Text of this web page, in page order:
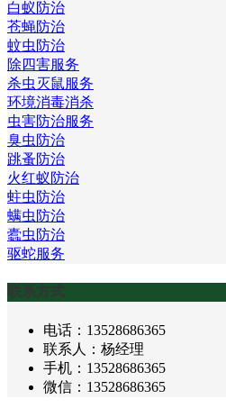
白蚁防治
苍蝇防治
蚊虫防治
除四害服务
杀虫灭鼠服务
环境消毒消杀
虫害防治服务
臭虫防治
跳蚤防治
火红蚁防治
蛀虫防治
螨虫防治
蠹虫防治
驱蛇服务
联系方式
电话：13528686365
联系人：杨经理
手机：13528686365
微信：13528686365